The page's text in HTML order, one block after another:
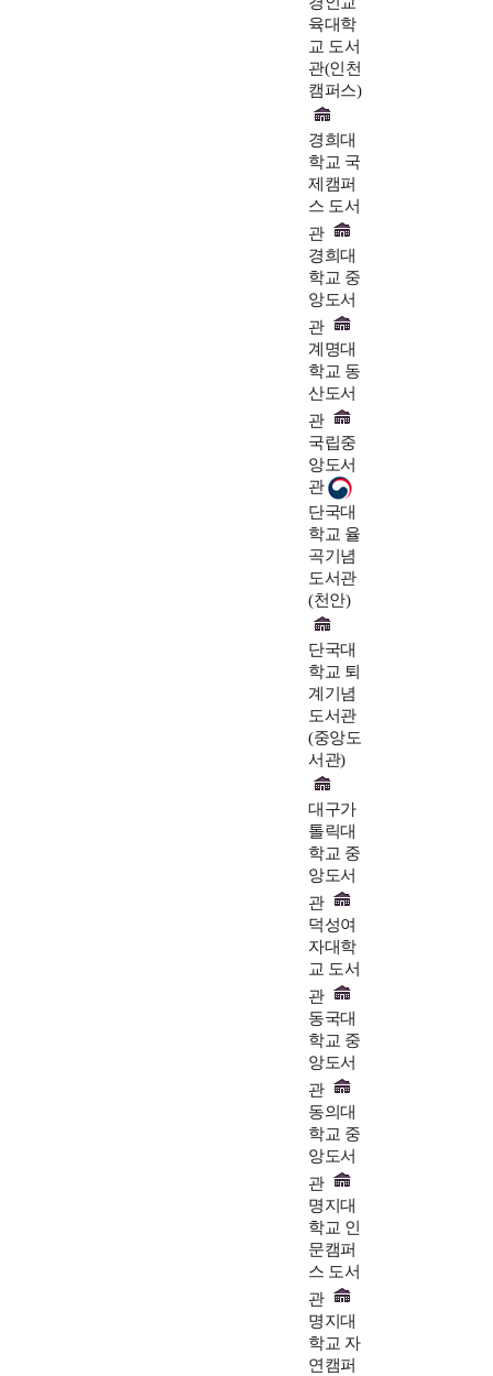
육대학
교 도서
관(인천
캠퍼스)
경희대
학교 국
제캠퍼
스 도서
관
경희대
학교 중
앙도서
관
계명대
학교 동
산도서
관
국립중
앙도서
관
단국대
학교 율
곡기념
도서관
(천안)
단국대
학교 퇴
계기념
도서관
(중앙도
서관)
대구가
톨릭대
학교 중
앙도서
관
덕성여
자대학
교 도서
관
동국대
학교 중
앙도서
관
동의대
학교 중
앙도서
관
명지대
학교 인
문캠퍼
스 도서
관
명지대
학교 자
연캠퍼